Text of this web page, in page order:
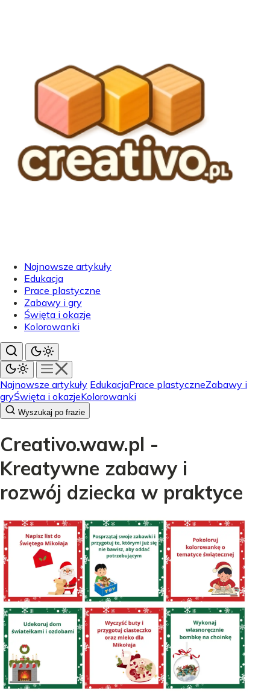
Najnowsze artykuły
Edukacja
Prace plastyczne
Zabawy i gry
Święta i okazje
Kolorowanki
Najnowsze artykuły EdukacjaPrace plastyczneZabawy i
gryŚwięta i okazjeKolorowanki
Wyszukaj po frazie
Creativo.waw.pl -
Kreatywne zabawy i
rozwój dziecka w praktyce